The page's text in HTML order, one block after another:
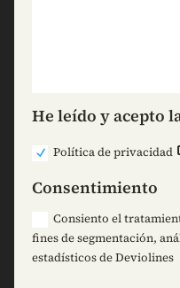
He leído y acepto
Política de privacidad
Consentimiento
Consiento el
fines de segmentación,
estadísticos de Deviolines